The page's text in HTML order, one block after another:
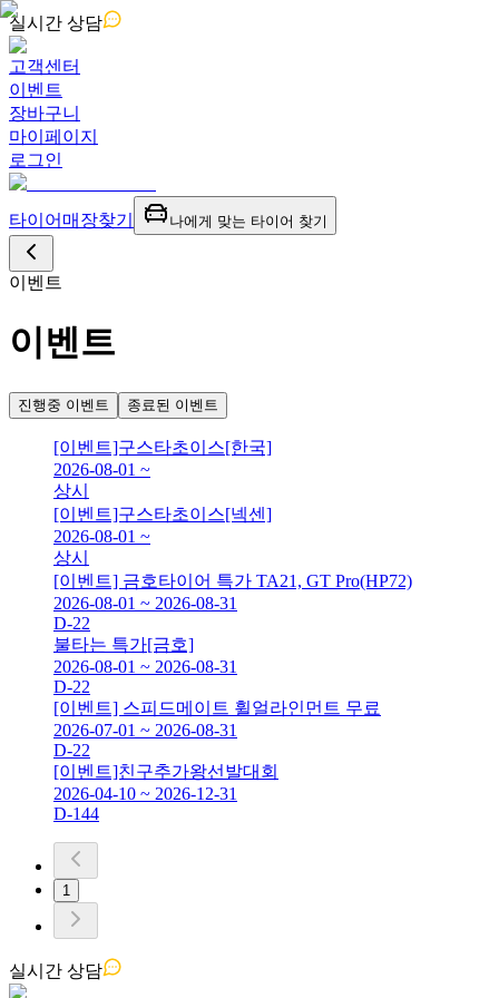
실시간 상담
고객센터
이벤트
장바구니
마이페이지
로그인
타이어 매장찾기 나에게 맞는 타이어 찾기
이벤트
이벤트
진행중 이벤트 종료된 이벤트
[이벤트]구스타초이스[한국]
2026-08-01 ~
상시
[이벤트]구스타초이스[넥센]
2026-08-01 ~
상시
[이벤트] 금호타이어 특가 TA21, GT Pro(HP72)
2026-08-01 ~ 2026-08-31
D-22
불타는 특가[금호]
2026-08-01 ~ 2026-08-31
D-22
[이벤트] 스피드메이트 휠얼라인먼트 무료
2026-07-01 ~ 2026-08-31
D-22
[이벤트]친구추가왕선발대회
2026-04-10 ~ 2026-12-31
D-144
1
실시간 상담